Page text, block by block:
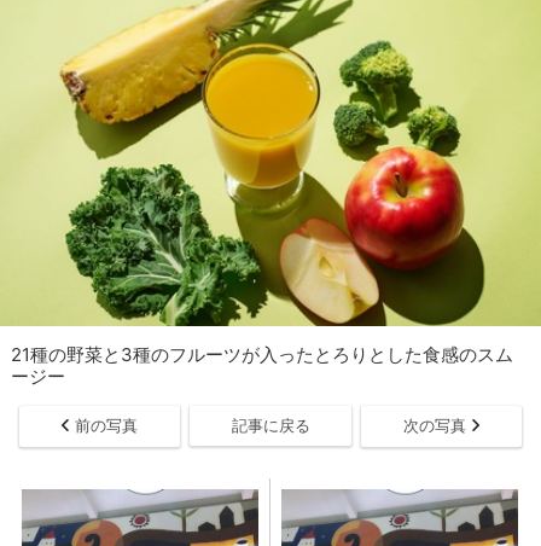
21種の野菜と3種のフルーツが入ったとろりとした食感のスム
ージー
前の写真 記事に戻る 次の写真